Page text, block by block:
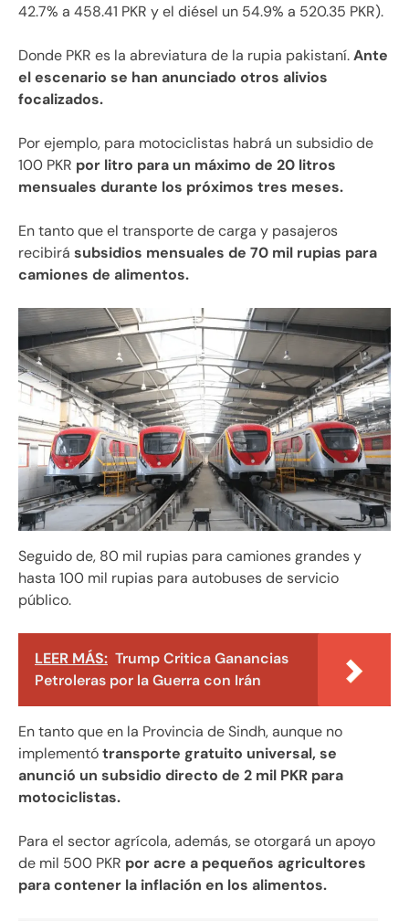
42.7% a 458.41 PKR y el diésel un 54.9% a 520.35 PKR).
Donde PKR es la abreviatura de la rupia pakistaní.Ante
el escenario se han anunciado otros alivios
focalizados.
Por ejemplo, para motociclistas habrá un subsidio de
100 PKR por litro para un máximo de 20 litros
mensuales durante los próximos tres meses.
En tanto que el transporte de carga y pasajeros
recibirá subsidios mensuales de 70 mil rupias para
camiones de alimentos.
Seguido de, 80 mil rupias para camiones grandes y
hasta 100 mil rupias para autobuses de servicio
público.
LEER MÁS: Trump Critica Ganancias
Petroleras por la Guerra con Irán
En tanto que en la Provincia de Sindh, aunque no
implementótransporte gratuito universal, se
anunció un subsidio directo de 2 mil PKR para
motociclistas.
Para el sector agrícola, además, se otorgará un apoyo
de mil 500 PKR por acre a pequeños agricultores
para contener la inflación en los alimentos.